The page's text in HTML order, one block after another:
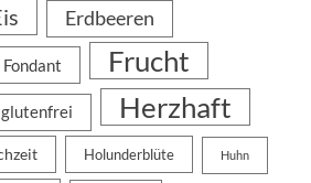
Erdbeeren
Fondant Frucht
glutenfrei Herzhaft
Holunderblüte Huhn